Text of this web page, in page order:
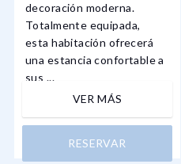
decoración moderna.
Totalmente equipada,
esta habitación ofrecerá
una estancia confortable a
sus ...
VER MÁS
RESERVAR